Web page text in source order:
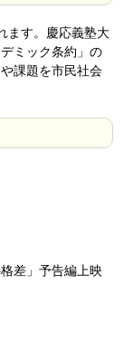
ます。慶応義塾大
ミック条約」の
課題を市民社会
差」予告編上映